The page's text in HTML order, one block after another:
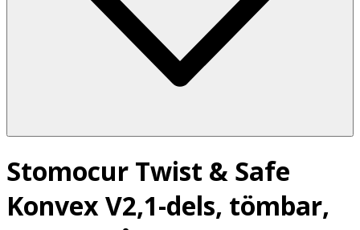
Stomocur Twist & Safe
Konvex V2,1-dels, tömbar,